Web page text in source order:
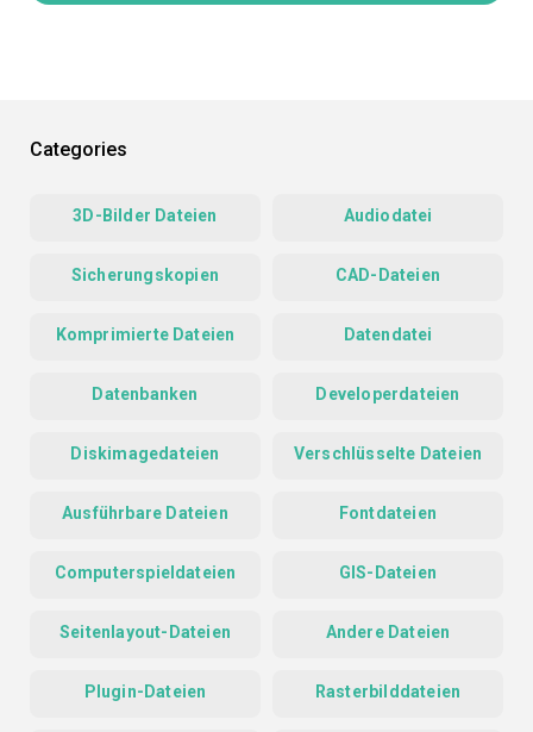
Categories
3D-Bilder Dateien Audiodatei
Sicherungskopien CAD-Dateien
Komprimierte Dateien Datendatei
Datenbanken Developerdateien
Diskimagedateien Verschlüsselte Dateien
Ausführbare Dateien Fontdateien
Computerspieldateien GIS-Dateien
Seitenlayout-Dateien Andere Dateien
Plugin-Dateien Rasterbilddateien